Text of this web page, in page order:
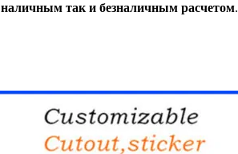
наличным так и безналичным расчетом.